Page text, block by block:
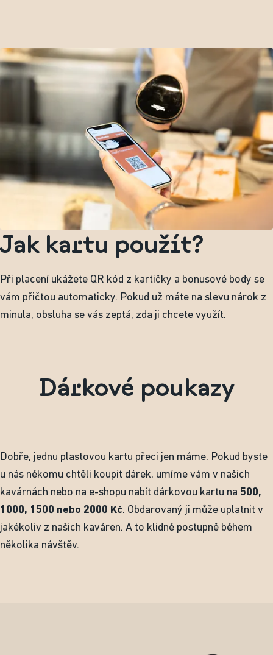
Jak kartu použít?
Při placení ukážete QR kód z kartičky a bonusové body se
vám přičtou automaticky. Pokud už máte na slevu nárok z
minula, obsluha se vás zeptá, zda ji chcete využít.
Dárkové poukazy
Dobře, jednu plastovou kartu přeci jen máme. Pokud byste
u nás někomu chtěli koupit dárek, umíme vám v našich
kavárnách nebo na e-shopu nabít dárkovou kartu na 500,
1000, 1500 nebo 2000 Kč. Obdarovaný ji může uplatnit v
jakékoliv z našich kaváren. A to klidně postupně během
několika návštěv.